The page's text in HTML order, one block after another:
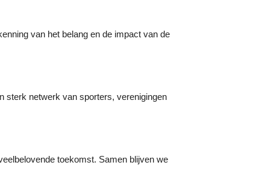
van het belang en de impact van de
sterk netwerk van sporters, verenigingen
toekomst. Samen blijven we